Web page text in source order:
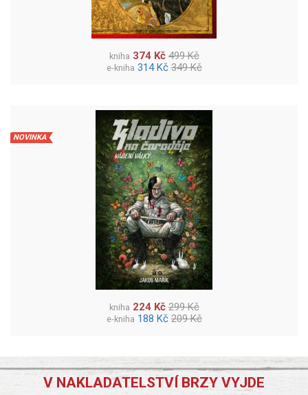
kniha 374 Kč 499 Kč
e-kniha 314 Kč 349 Kč
NOVINKA
kniha 224 Kč 299 Kč
e-kniha 188 Kč 209 Kč
V NAKLADATELSTVÍ BRZY VYJDE